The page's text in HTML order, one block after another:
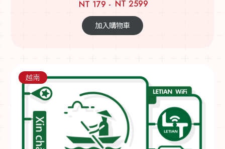
NT 179 - NT 2599
加入購物車
越南